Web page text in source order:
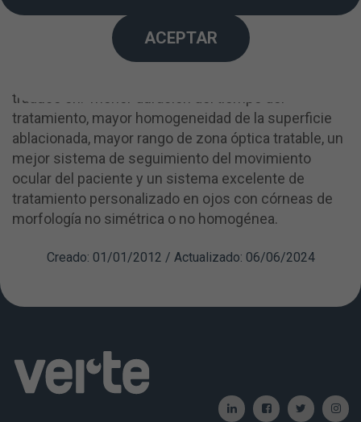
traduce en: menor duración del tiempo del
tratamiento, mayor homogeneidad de la superficie
ablacionada, mayor rango de zona óptica tratable, un
mejor sistema de seguimiento del movimiento
ocular del paciente y un sistema excelente de
tratamiento personalizado en ojos con córneas de
morfología no simétrica o no homogénea.
Creado: 01/01/2012 / Actualizado: 06/06/2024
ACEPTAR